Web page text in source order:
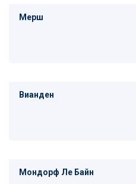
Мерш
Вианден
Мондорф Ле Байн